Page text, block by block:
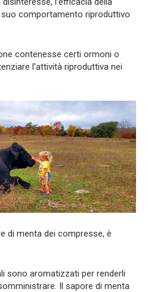
comportamento riproduttivo
contenesse certi ormoni o
l’attività riproduttiva nei
di menta dei compresse, è
sono aromatizzati per renderli
Il sapore di menta